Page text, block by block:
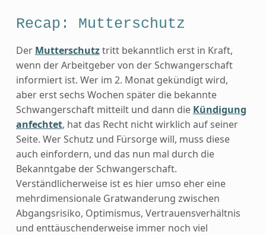
Recap: Mutterschutz
Der Mutterschutztritt bekanntlich erst in Kraft,
wenn der Arbeitgeber von der Schwangerschaft
informiert ist. Wer im 2. Monat gekündigt wird,
aber erst sechs Wochen später die bekannte
Schwangerschaft mitteilt und dann die Kündigung
anfechtet, hat das Recht nicht wirklich auf seiner
Seite. Wer Schutz und Fürsorge will, muss diese
auch einfordern, und das nun mal durch die
Bekanntgabe der Schwangerschaft.
Verständlicherweise ist es hier umso eher eine
mehrdimensionale Gratwanderung zwischen
Abgangsrisiko, Optimismus, Vertrauensverhältnis
und enttäuschenderweise immer noch viel